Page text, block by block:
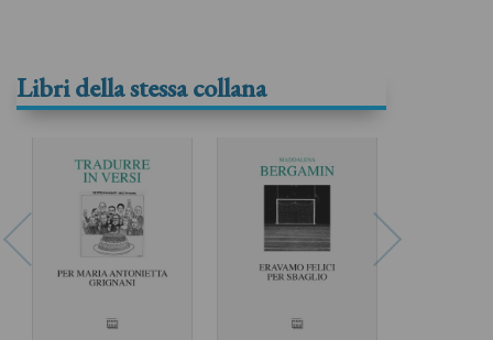
Libri della stessa collana